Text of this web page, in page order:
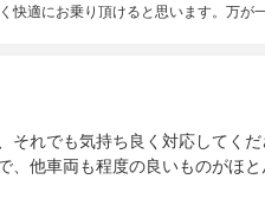
快適にお乗り頂けると思います。万
それでも気持ち良く対応してく
、他車両も程度の良いものがほ